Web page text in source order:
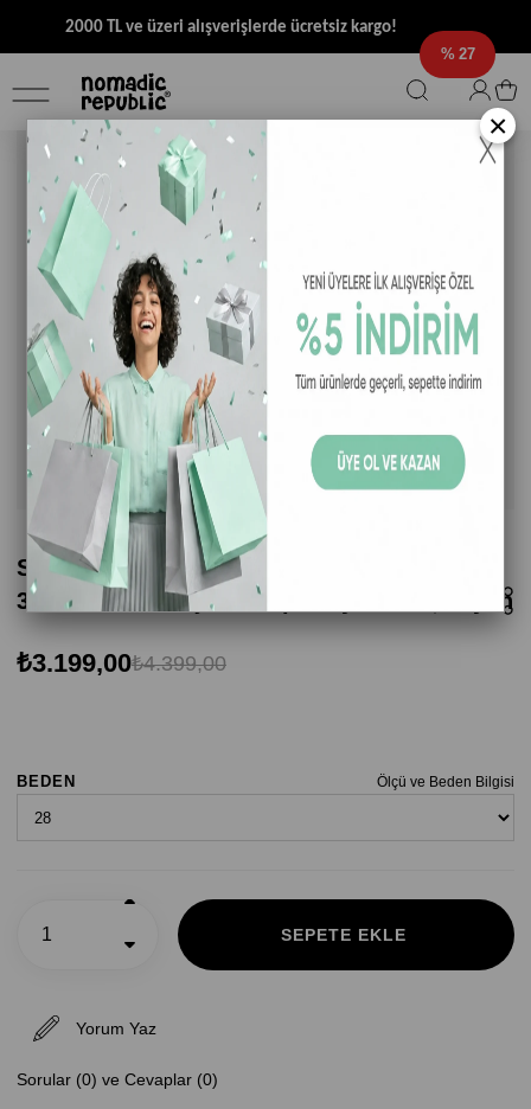
2000 TL ve üzeri alışverişlerde ücretsiz kargo!
27
Skechers Dynamic Tread - Journey Time
303387L BKHP Çocuk Spor Ayakkabı - Siyah
₺4.399,00
₺3.199,00
Ölçü ve Beden Bilgisi
BEDEN
Yorum Yaz
Sorular (0) ve Cevaplar (0)
×